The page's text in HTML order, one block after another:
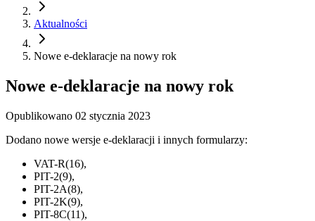
Aktualności
Nowe e-deklaracje na nowy rok
Nowe e-deklaracje na nowy rok
Opublikowano 02 stycznia 2023
Dodano nowe wersje e-deklaracji i innych formularzy:
VAT-R(16),
PIT-2(9),
PIT-2A(8),
PIT-2K(9),
PIT-8C(11),